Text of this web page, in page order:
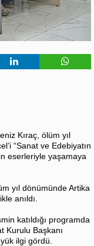
Kıraç, ölüm yıl
“Sanat ve Edebiyatın
eserleriyle yaşamaya
yıl dönümünde Artika
anıldı.
katıldığı programda
Kurulu Başkanı
ilgi gördü.